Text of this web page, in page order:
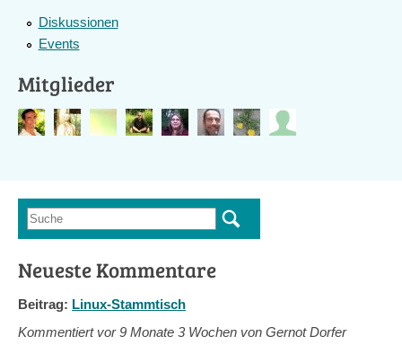
Diskussionen
Events
Mitglieder
Suchformular
Suche
Neueste Kommentare
Beitrag: Linux-Stammtisch
Kommentiert vor9 Monate 3 Wochen von Gernot Dorfer